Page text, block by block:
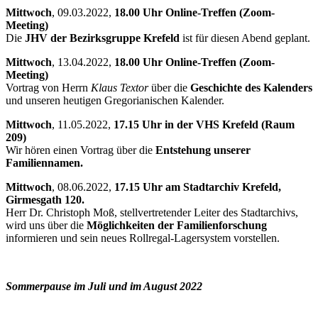
Mittwoch, 09.03.2022, 18.00 Uhr Online-Treffen (Zoom-
Meeting)
Die JHV der Bezirksgruppe Krefeld ist für diesen Abend geplant.
Mittwoch, 13.04.2022, 18.00 Uhr Online-Treffen (Zoom-
Meeting)
Vortrag von Herrn Klaus Textorüber die Geschichte des Kalenders
und unseren heutigen Gregorianischen Kalender.
Mittwoch, 11.05.2022, 17.15 Uhr in der VHS Krefeld (Raum
209)
Wir hören einen Vortrag über die Entstehung unserer
Familiennamen.
Mittwoch, 08.06.2022, 17.15 Uhr am Stadtarchiv Krefeld,
Girmesgath 120.
Herr Dr. Christoph Moß, stellvertretender Leiter des Stadtarchivs,
wird uns über die Möglichkeiten der Familienforschung
informieren und sein neues Rollregal-Lagersystem vorstellen.
Sommerpause im Juli und im August 2022